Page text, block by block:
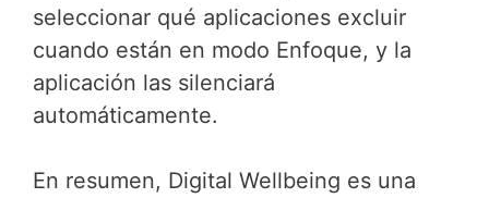
seleccionar qué aplicaciones excluir
cuando están en modo Enfoque, y la
aplicación las silenciará
automáticamente.
En resumen, Digital Wellbeing es una